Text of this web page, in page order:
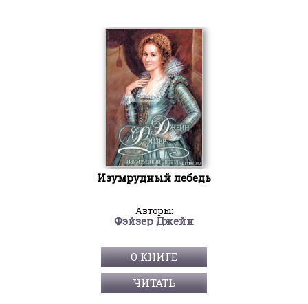
Изумрудный лебедь
Авторы:
Фэйзер Джейн
О КНИГЕ
ЧИТАТЬ